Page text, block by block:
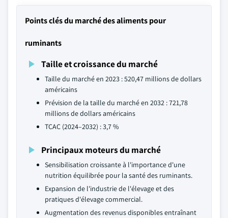
Points clés du marché des aliments pour
ruminants
Taille et croissance du marché
Taille du marché en 2023 : 520,47 millions de dollars
américains
Prévision de la taille du marché en 2032 : 721,78
millions de dollars américains
TCAC (2024–2032) : 3,7 %
Principaux moteurs du marché
Sensibilisation croissante à l'importance d'une
nutrition équilibrée pour la santé des ruminants.
Expansion de l'industrie de l'élevage et des
pratiques d'élevage commercial.
Augmentation des revenus disponibles entraînant